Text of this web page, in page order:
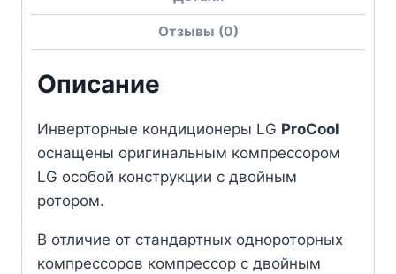
Отзывы (0)
Описание
Инверторные кондиционеры LG ProCool
оснащены оригинальным компрессором
LG особой конструкции с двойным
ротором.
В отличие от стандартных однороторных
компрессоров компрессор с двойным